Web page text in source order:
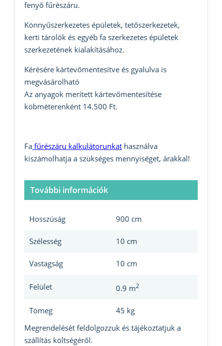
fenyő fűrészáru.
Könnyűszerkezetes épületek, tetőszerkezetek,
kerti tárolók és egyéb fa szerkezetes épületek
szerkezetének kialakításához.
Kérésére kártevőmentesítve és gyalulva is
megvásárolható
Az anyagok merített kártevőmentesítése
köbméterenként 14.500 Ft.
Fa fűrészáru kalkulátorunkat használva
kiszámolhatja a szükséges mennyiséget, árakkal!
További információk
Hosszúság 900 cm
Szélesség 10 cm
Vastagság 10 cm
Felület 0.9 m2
Tömeg
45 kg
Megrendelését feldolgozzuk és tájékoztatjuk a
szállítás költségéről.